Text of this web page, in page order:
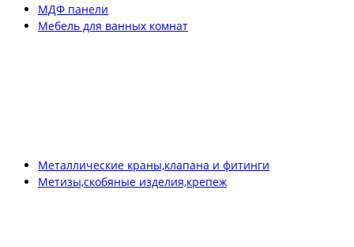
МДФ панели
Мебель для ванных комнат
Металлические краны,клапана и фитинги
Метизы,скобяные изделия,крепеж